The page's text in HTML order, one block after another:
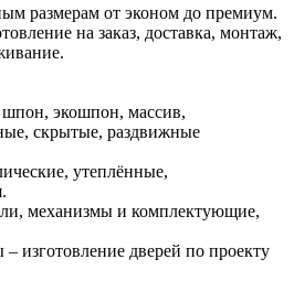
размерам от эконом до премиум.
на заказ, доставка, монтаж,
экошпон, массив,
скрытые, раздвижные
утеплённые,
механизмы и комплектующие,
изготовление дверей по проекту